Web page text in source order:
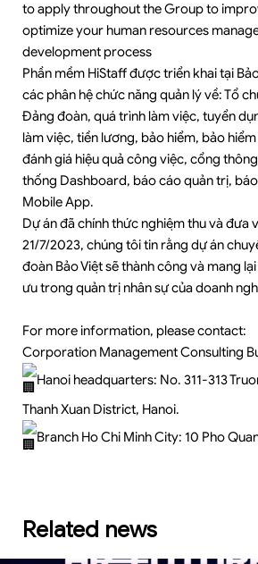
to apply throughout the Group to
optimize your human resources
development process
Phần mềm HiStaff được triển khai tại
các phân hệ chức năng quản lý về: Tổ
Đảng đoàn, quá trình làm việc, tuyển
làm việc, tiền lương, bảo hiểm, bảo
đánh giá hiệu quả công việc, cổng
thống Dashboard, báo cáo quản trị,
Mobile App.
Dự án đã chính thức nghiệm thu và đưa
21/7/2023, chúng tôi tin rằng dự án
đoàn Bảo Việt sẽ thành công và mang
ưu trong quản trị nhân sự của doanh
For more information, please contact:
Corporation Management Consulting
Hanoi headquarters: No. 311-313
Thanh Xuan District, Hanoi.
Branch Ho Chi Minh City: 10 Pho
Related news